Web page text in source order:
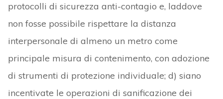
protocolli di sicurezza anti-contagio e, laddove
non fosse possibile rispettare la distanza
interpersonale di almeno un metro come
principale misura di contenimento, con adozione
di strumenti di protezione individuale; d) siano
incentivate le operazioni di sanificazione dei